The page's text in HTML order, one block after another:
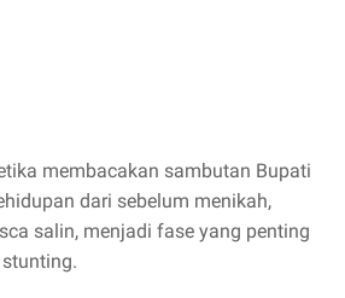
membacakan sambutan Bupati
dari sebelum menikah,
salin, menjadi fase yang penting